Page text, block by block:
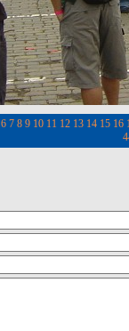
6 7 8 9 10 11 12 13 14 15 16